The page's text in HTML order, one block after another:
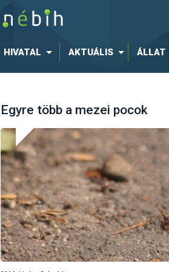
HIVATAL AKTUÁLIS ÁLLAT
Egyre több a mezei pocok